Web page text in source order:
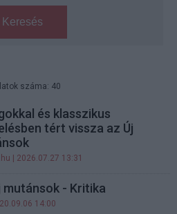
Keresés
száma: 40
és klasszikus
tért vissza az Új
| 2026.07.27 13:31
mutánsok - Kritika
14:00